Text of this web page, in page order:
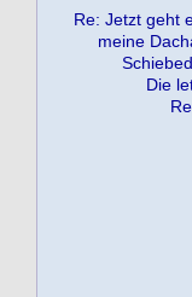
Re: Jetzt geht
meine
Die